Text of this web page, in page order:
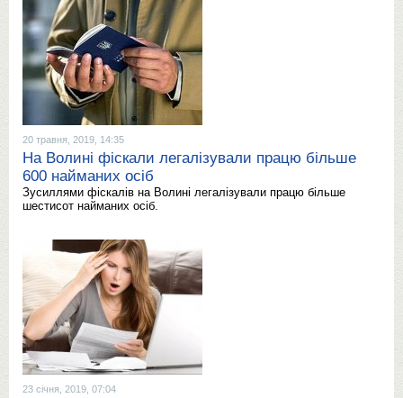
20 травня, 2019, 14:35
На Волині фіскали легалізували працю більше
600 найманих осіб
Зусиллями фіскалів на Волині легалізували працю більше
шестисот найманих осіб.
23 січня, 2019, 07:04